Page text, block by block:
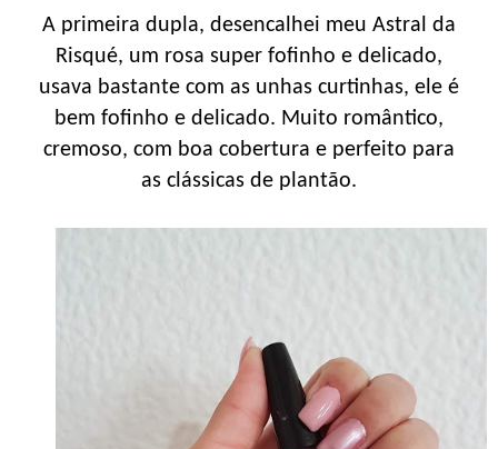
A primeira dupla, desencalhei meu Astral da
Risqué, um rosa super fofinho e delicado,
usava bastante com as unhas curtinhas, ele é
bem fofinho e delicado. Muito romântico,
cremoso, com boa cobertura e perfeito para
as clássicas de plantão.